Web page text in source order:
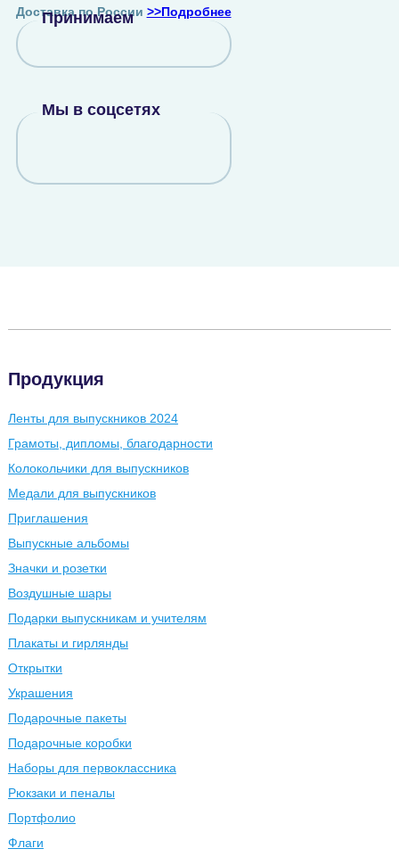
Доставка по России >>Подробнее
Принимаем
Мы в соцсетях
Продукция
Ленты для выпускников 2024
Грамоты, дипломы, благодарности
Колокольчики для выпускников
Медали для выпускников
Приглашения
Выпускные альбомы
Значки и розетки
Воздушные шары
Подарки выпускникам и учителям
Плакаты и гирлянды
Открытки
Украшения
Подарочные пакеты
Подарочные коробки
Наборы для первоклассника
Рюкзаки и пеналы
Портфолио
Флаги